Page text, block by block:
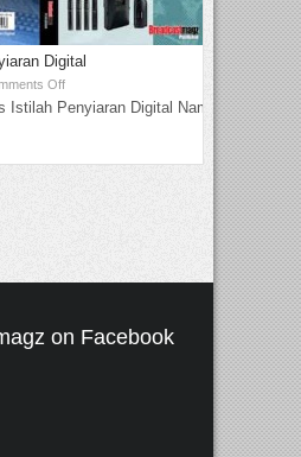
Digital
Off
Istilah Penyiaran Digital Nama
on Facebook